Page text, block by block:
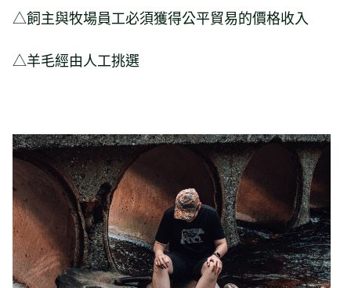
△飼主與牧場員工必須獲得公平貿易的價格收入
△羊毛經由人工挑選